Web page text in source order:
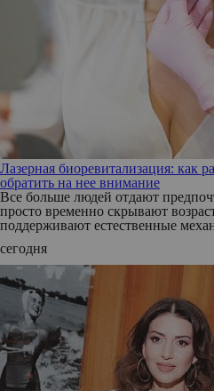
Лазерная биоревитализация: как
обратить на нее внимание
Все больше людей отдают
просто временно скрывают
поддерживают естественные
сегодня